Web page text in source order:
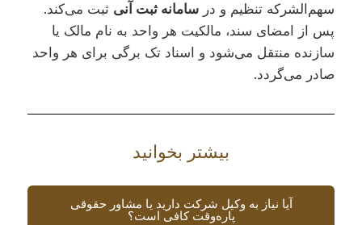
سهم‌الشرکه تنظیم و در سامانه ثبت آنی ثبت می‌کند.
پس از امضای سند، مالکیت هر واحد به نام مالک یا
سازنده منتقل می‌شود و اسناد تک برگی برای هر واحد
صادر می‌گردد.
بیشتر بخوانید
آیا نیاز به وکیل شرکت دارید یا مشاور حقوقی
پاره‌وقت کافی است؟